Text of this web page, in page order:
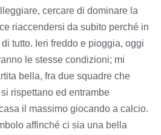
cercare di dominare la
riaccendersi da subito perché in
tutto. Ieri freddo e pioggia, oggi
le stesse condizioni; mi
bella, fra due squadre che
rispettano ed entrambe
il massimo giocando a calcio.
affinché ci sia una bella